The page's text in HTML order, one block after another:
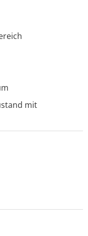
mit